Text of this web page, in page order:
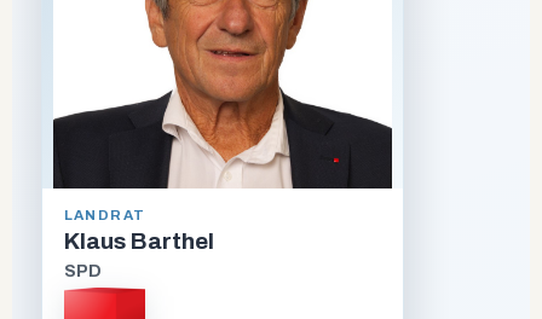
LANDRAT
Klaus Barthel
SPD